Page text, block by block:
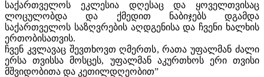
საქართველოს ეკლესია დღესაც და ყოველთვისაც
ლოცულობდა და ქმედით ნაბიჯებს დგამდა
საქართველოს საზღვრების აღდგენისა და ჩვენი ხალხის
ერთობისათვის.
ჩვენ კვლავაც შევთხოვთ ღმერთს, რათა უფალმან ძალი
ერსა თვისსა მოსცეს, უფალმან აკურთხოს ერი თვისი
მშვიდობითა და კეთილდღეობით”